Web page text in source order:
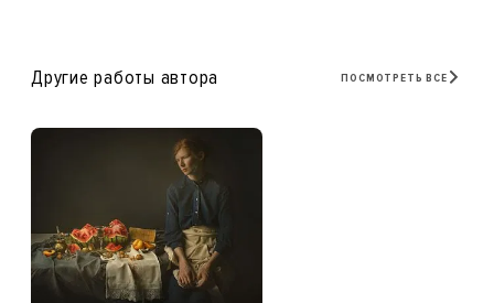
Другие работы автора ПОСМОТРЕТЬ ВСЕ